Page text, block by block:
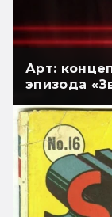
Арт:
эпизода